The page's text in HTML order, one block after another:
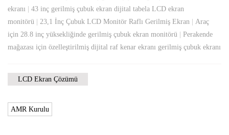
ekranı | 43 inç gerilmiş çubuk ekran dijital tabela LCD ekran
monitörü | 23,1 İnç Çubuk LCD Monitör Raflı Gerilmiş Ekran | Araç
için 28.8 inç yüksekliğinde gerilmiş çubuk ekran monitörü | Perakende
mağazası için özelleştirilmiş dijital raf kenar ekranı gerilmiş çubuk ekranı
LCD Ekran Çözümü
AMR Kurulu